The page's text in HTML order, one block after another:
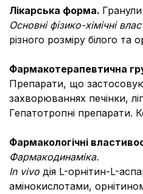
Лікарська форма.
Основні фізико-хімічні
різного розміру білого та
Фармакотерапевтична
Препарати, що
захворюваннях печінки,
Гепатотропні препарати.
Фармакологічні
Фармакодинаміка.
In vivo дія L-орнітин-L-
амінокислотами,